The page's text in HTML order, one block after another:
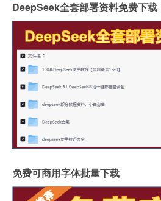
DeepSeek全套部署资料免费下载
免费可商用字体批量下载